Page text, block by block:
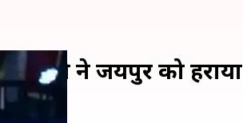
दिल्ली ने जयपुर को हराया